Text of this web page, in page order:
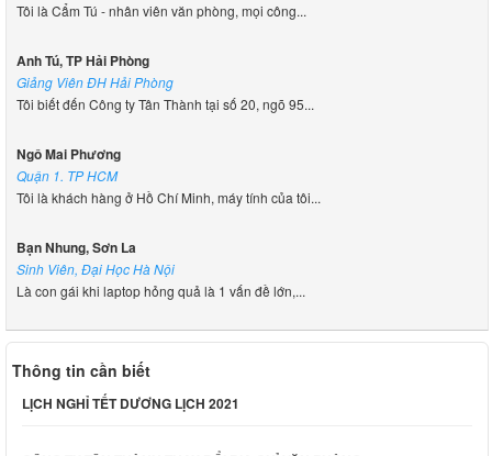
Tôi là Cẩm Tú - nhân viên văn phòng, mọi công...
Anh Tú, TP Hải Phòng
Giảng Viên ĐH Hải Phòng
Tôi biết đến Công ty Tân Thành tại số 20, ngõ 95...
Ngô Mai Phương
Quận 1. TP HCM
Tôi là khách hàng ở Hồ Chí Minh, máy tính của tôi...
Bạn Nhung, Sơn La
Sinh Viên, Đại Học Hà Nội
Là con gái khi laptop hỏng quả là 1 vấn đề lớn,...
Thông tin cần biết
LỊCH NGHỈ TẾT DƯƠNG LỊCH 2021